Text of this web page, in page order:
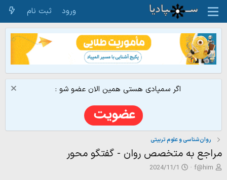
ورود ثبت نام
اگر سمپادی هستی همین الان عضو شو :
روان‌شناسی و علوم تربیتی
مراجع به متخصص روان - گفتگو محور
ش
f@him
ت2024/11/1